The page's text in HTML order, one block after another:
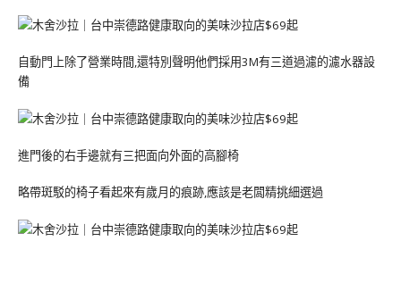
自動門上除了營業時間,還特別聲明他們採用3M有三道過濾的濾水器設
備
進門後的右手邊就有三把面向外面的高腳椅
略帶斑駁的椅子看起來有歲月的痕跡,應該是老闆精挑細選過